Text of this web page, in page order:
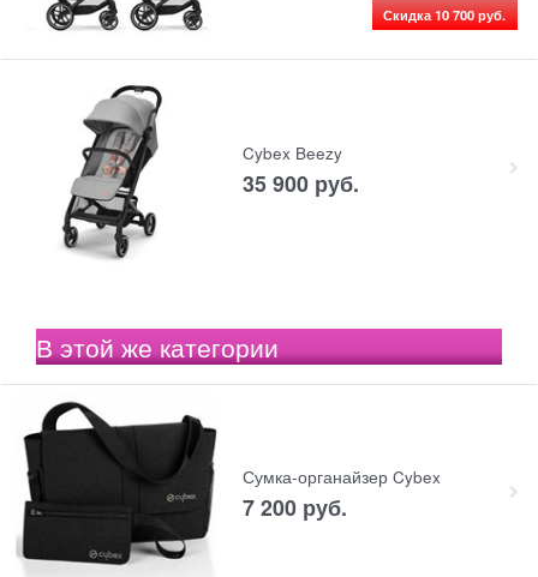
Скидка 10 700 руб.
Cybex Beezy
35 900 руб.
В этой же категории
Сумка-органайзер Cybex
7 200 руб.